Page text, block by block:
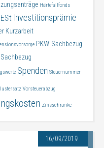
16/09/2019
Härtefallfonds
Investitionsprämie
Kurzarbeit
PKW-Sachbezug
Sachbezug
Spenden Steuernummer
Vorsteuerabzug
Zinsschranke